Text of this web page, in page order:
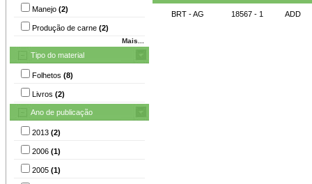
Manejo (2)
Produção de carne (2)
Mais...
Tipo do material
Folhetos (8)
Livros (2)
Ano de publicação
2013 (2)
2006 (1)
2005 (1)
BRT - AG 18567 - 1 ADD